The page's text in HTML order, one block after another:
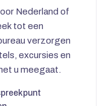
Nederland of
tot een
verzorgen
excursies en
u meegaat.